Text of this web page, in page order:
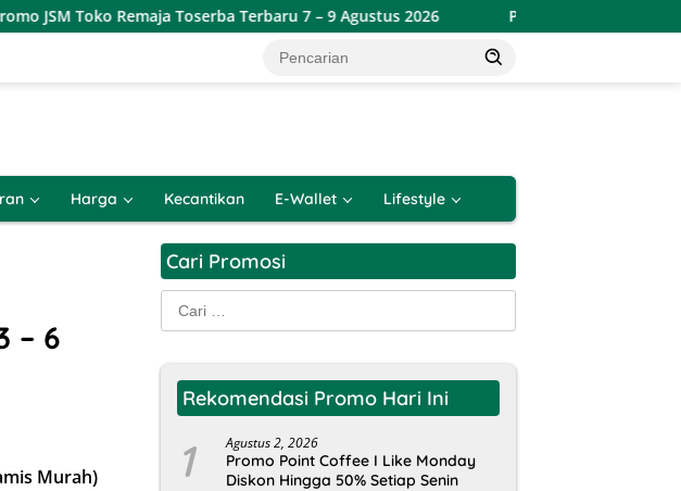
Remaja Toserba Terbaru 7 – 9 Agustus 2026 Promo Lotte Grosir Weekend
Harga Kecantikan E-Wallet Lifestyle
– 6
Murah)
Cari Promosi
Cari
untuk:
Rekomendasi Promo Hari Ini
1 Agustus 2, 2026
Promo Point Coffee I Like Monday
Diskon Hingga 50% Setiap Senin